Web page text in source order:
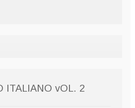
ITALIANO vOL. 2